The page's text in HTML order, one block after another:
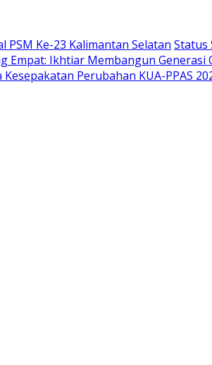
PSM Ke-23 Kalimantan Selatan Status
Empat: Ikhtiar Membangun Generasi
Perubahan KUA-PPAS